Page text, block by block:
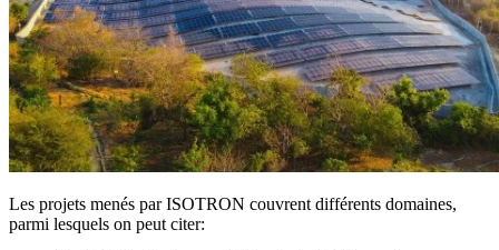
Les projets menés par ISOTRON couvrent différents domaines,
parmi lesquels on peut citer: